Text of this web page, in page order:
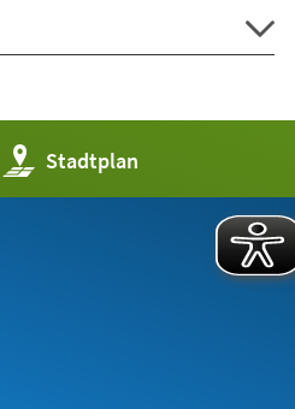
Stadtplan
(Öffnet
in
einem